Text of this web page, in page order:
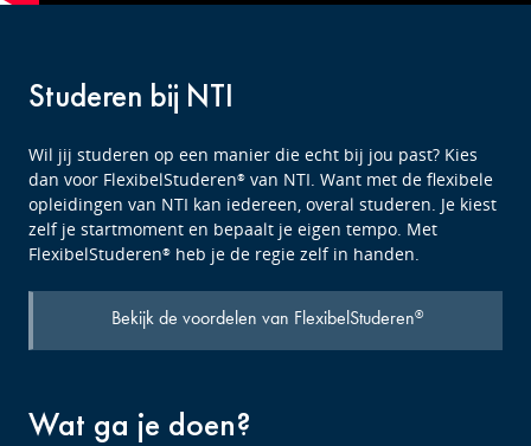
Studeren bij NTI
Wil jij studeren op een manier die echt bij jou past? Kies
dan voor FlexibelStuderen® van NTI. Want met de flexibele
opleidingen van NTI kan iedereen, overal studeren. Je kiest
zelf je startmoment en bepaalt je eigen tempo. Met
FlexibelStuderen® heb je de regie zelf in handen.
Bekijk de voordelen van FlexibelStuderen®
Wat ga je doen?